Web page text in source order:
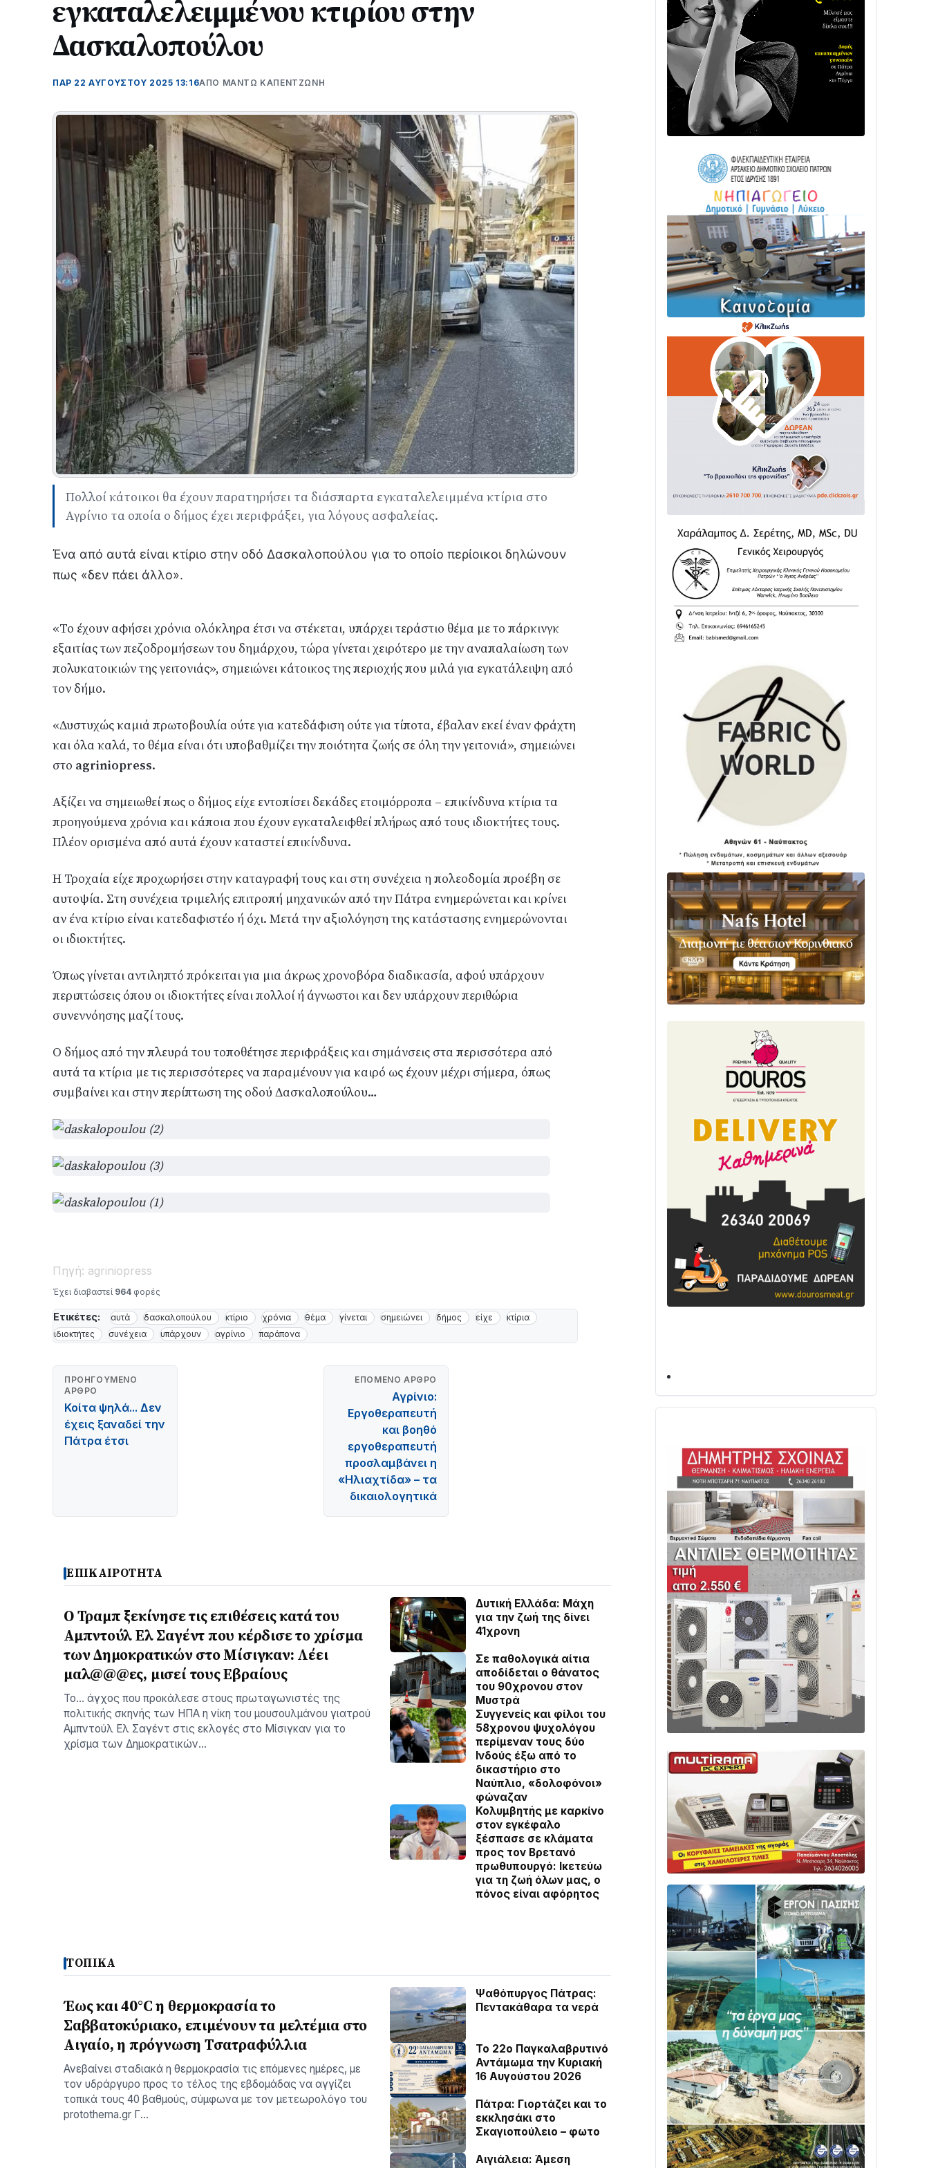
εγκαταλελειμμένου κτιρίου στην
Δασκαλοπούλου
ΠΑΡ 22 ΑΥΓΟΎΣΤΟΥ 2025 13:16ΑΠΌ ΜΑΝΤΩ ΚΑΠΕΝΤΖΩΝΗ
Πολλοί κάτοικοι θα έχουν παρατηρήσει τα διάσπαρτα εγκαταλελειμμένα κτίρια στο
Αγρίνιο τα οποία ο δήμος έχει περιφράξει, για λόγους ασφαλείας.
Ένα από αυτά είναι κτίριο στην οδό Δασκαλοπούλου για το οποίο περίοικοι δηλώνουν
πως «δεν πάει άλλο».
«Το έχουν αφήσει χρόνια ολόκληρα έτσι να στέκεται, υπάρχει τεράστιο θέμα με το πάρκινγκ
εξαιτίας των πεζοδρομήσεων του δημάρχου, τώρα γίνεται χειρότερο με την αναπαλαίωση των
πολυκατοικιών της γειτονιάς», σημειώνει κάτοικος της περιοχής που μιλά για εγκατάλειψη από
τον δήμο.
«Δυστυχώς καμιά πρωτοβουλία ούτε για κατεδάφιση ούτε για τίποτα, έβαλαν εκεί έναν φράχτη
και όλα καλά, το θέμα είναι ότι υποβαθμίζει την ποιότητα ζωής σε όλη την γειτονιά», σημειώνει
στο agriniopress.
Αξίζει να σημειωθεί πως ο δήμος είχε εντοπίσει δεκάδες ετοιμόρροπα – επικίνδυνα κτίρια τα
προηγούμενα χρόνια και κάποια που έχουν εγκαταλειφθεί πλήρως από τους ιδιοκτήτες τους.
Πλέον ορισμένα από αυτά έχουν καταστεί επικίνδυνα.
Η Τροχαία είχε προχωρήσει στην καταγραφή τους και στη συνέχεια η πολεοδομία προέβη σε
αυτοψία. Στη συνέχεια τριμελής επιτροπή μηχανικών από την Πάτρα ενημερώνεται και κρίνει
αν ένα κτίριο είναι κατεδαφιστέο ή όχι. Μετά την αξιολόγηση της κατάστασης ενημερώνονται
οι ιδιοκτήτες.
Όπως γίνεται αντιληπτό πρόκειται για μια άκρως χρονοβόρα διαδικασία, αφού υπάρχουν
περιπτώσεις όπου οι ιδιοκτήτες είναι πολλοί ή άγνωστοι και δεν υπάρχουν περιθώρια
συνεννόησης μαζί τους.
Ο δήμος από την πλευρά του τοποθέτησε περιφράξεις και σημάνσεις στα περισσότερα από
αυτά τα κτίρια με τις περισσότερες να παραμένουν για καιρό ως έχουν μέχρι σήμερα, όπως
συμβαίνει και στην περίπτωση της οδού Δασκαλοπούλου…
Πηγή: agriniopress
Έχει διαβαστεί 964 φορές
Ετικέτες: αυτά δασκαλοπούλου κτίριο χρόνια θέμα γίνεται σημειώνει δήμος είχε
κτίρια
ιδιοκτήτες
συνέχεια υπάρχουν αγρίνιο παράπονα
ΠΡΟΗΓΟΎΜΕΝΟ
ΆΡΘΡΟ
Κοίτα ψηλά... Δεν
έχεις ξαναδεί την
Πάτρα έτσι
ΕΠΌΜΕΝΟ ΆΡΘΡΟ
Αγρίνιο:
Εργοθεραπευτή
και βοηθό
εργοθεραπευτή
προσλαμβάνει η
«Ηλιαχτίδα» – τα
δικαιολογητικά
ΕΠΙΚΑΙΡΟΤΗΤΑ
O Τραμπ ξεκίνησε τις επιθέσεις κατά του
Αμπντούλ Ελ Σαγέντ που κέρδισε το χρίσμα
των Δημοκρατικών στο Μίσιγκαν: Λέει
μαλ@@@ες, μισεί τους Εβραίους
Το… άγχος που προκάλεσε στους πρωταγωνιστές της
πολιτικής σκηνής των ΗΠΑ η νίκη του μουσουλμάνου γιατρού
Αμπντούλ Ελ Σαγέντ στις εκλογές στο Μίσιγκαν για το
χρίσμα των Δημοκρατικών…
Δυτική Ελλάδα: Μάχη
για την ζωή της δίνει
41χρονη
Σε παθολογικά αίτια
αποδίδεται ο θάνατος
του 90χρονου στον
Μυστρά
Συγγενείς και φίλοι του
58χρονου ψυχολόγου
περίμεναν τους δύο
Ινδούς έξω από το
δικαστήριο στο
Ναύπλιο, «δολοφόνοι»
φώναζαν
Κολυμβητής με καρκίνο
στον εγκέφαλο
ξέσπασε σε κλάματα
προς τον Βρετανό
πρωθυπουργό: Ικετεύω
για τη ζωή όλων μας, ο
πόνος είναι αφόρητος
ΤΟΠΙΚΑ
Έως και 40°C η θερμοκρασία το
Σαββατοκύριακο, επιμένουν τα μελτέμια στο
Αιγαίο, η πρόγνωση Τσατραφύλλια
Ανεβαίνει σταδιακά η θερμοκρασία τις επόμενες ημέρες, με
τον υδράργυρο προς το τέλος της εβδομάδας να αγγίζει
τοπικά τους 40 βαθμούς, σύμφωνα με τον μετεωρολόγο του
protothema.gr Γ…
Ψαθόπυργος Πάτρας:
Πεντακάθαρα τα νερά
Το 22ο Παγκαλαβρυτινό
Αντάμωμα την Κυριακή
16 Αυγούστου 2026
Πάτρα: Γιορτάζει και το
εκκλησάκι στο
Σκαγιοπούλειο – φωτο
Αιγιάλεια: Άμεση